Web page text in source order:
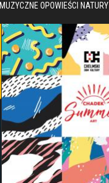
MUZYCZNE OPOWIEŚCI NATURY